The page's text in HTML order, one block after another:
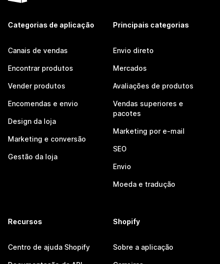
Categorias de aplicação
Canais de vendas
Encontrar produtos
Vender produtos
Encomendas e envio
Design da loja
Marketing e conversão
Gestão da loja
Principais categorias
Envio direto
Mercados
Avaliações de produtos
Vendas superiores e
pacotes
Marketing por e-mail
SEO
Envio
Moeda e tradução
Recursos
Centro de ajuda Shopify
Shopify
Sobre a aplicação